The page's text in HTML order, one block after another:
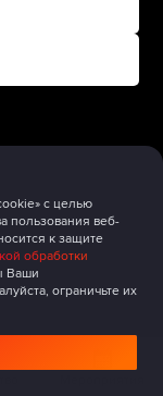
с целью
пользования веб-
к защите
обработки
Ваши
ограничьте их